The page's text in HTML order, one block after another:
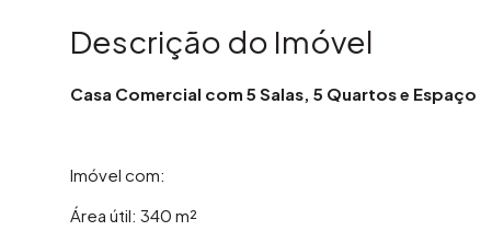
Descrição do Imóvel
Casa Comercial com 5 Salas, 5 Quartos e
Imóvel com:
Área útil: 340 m²